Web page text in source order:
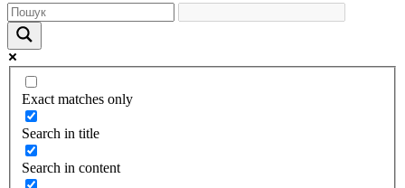
Exact matches only
Search in title
Search in content